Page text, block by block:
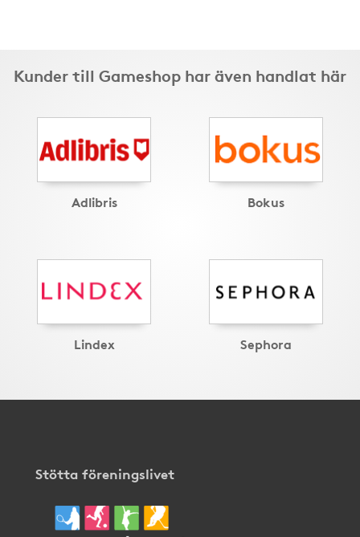
Kunder till Gameshop har även handlat här
Adlibris Bokus
Lindex Sephora
Stötta föreningslivet